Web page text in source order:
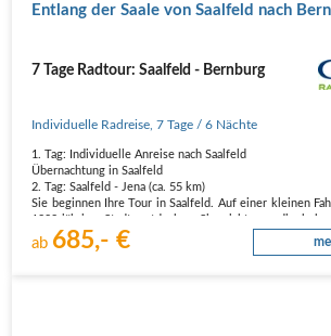
Entlang der Saale von Saalfeld nach
7 Tage Radtour: Saalfeld - Bernburg
Individuelle Radreise ,7 Tage / 6 Nächte
1. Tag: Individuelle Anreise nach Saalfeld
Übernachtung in Saalfeld
2. Tag: Saalfeld - Jena (ca. 55 km)
Sie beginnen Ihre Tour in Saalfeld. Auf einer kleinen
„Feengrotten“ sondern auch die Burgruine
ab 685,- €